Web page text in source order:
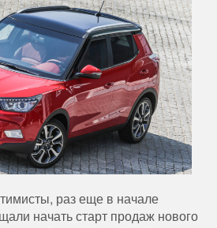
раз еще в начале
начать старт продаж нового